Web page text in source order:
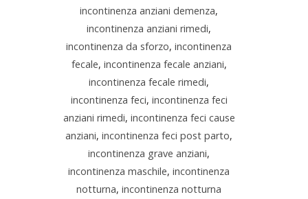
incontinenza anziani demenza,
incontinenza anziani rimedi,
incontinenza da sforzo,incontinenza
fecale, incontinenza fecale anziani,
incontinenza fecale rimedi,
incontinenza feci, incontinenza feci
anziani rimedi, incontinenza feci cause
anziani,incontinenza feci post parto,
incontinenza grave anziani,
incontinenza maschile,incontinenza
notturna,incontinenza notturna